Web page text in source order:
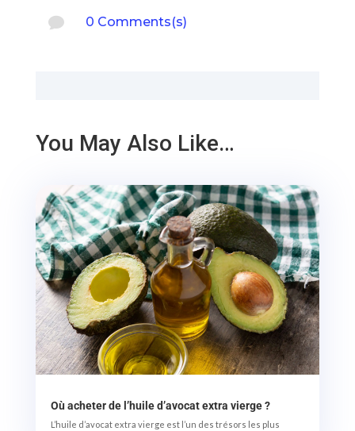
 0 Comments(s)
You May Also Like…
Où acheter de l’huile d’avocat extra vierge ?
L’huile d’avocat extra vierge est l’un des trésors les plus